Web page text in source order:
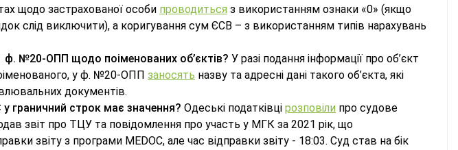
щодо застрахованої особи проводиться з використанням ознаки «0» (якщо
слід виключити), а коригування сум ЄСВ – з використанням типів нарахувань
ф. №20-ОПП щодо поіменованих об’єктів? У разі подання інформації про об’єкт
у ф. №20-ОПП заносять назву та адресні дані такого об’єкта, які
документів.
граничний строк має значення? Одеські податківці розповіли про судове
звіт про ТЦУ та повідомлення про участь у МГК за 2021 рік, що
звіту з програми MEDOC, але час відправки звіту - 18:03. Суд став на бік